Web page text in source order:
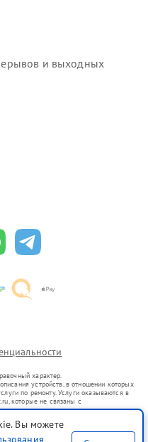
и выходных
характер.
устройств, в отношении которых
по ремонту. Услуги оказываются в
которые не связаны с
представителями.
в гражданский оборот в соответствии
индивидуализации услуг или введения
Вы можете